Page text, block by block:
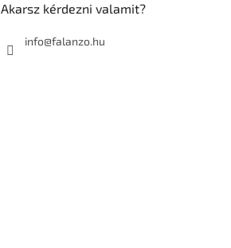
Akarsz kérdezni valamit?
info@falanzo.hu